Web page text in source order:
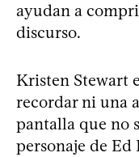
ayudan a
discurso.
Kristen Stewart
recordar ni una
pantalla que no
personaje de